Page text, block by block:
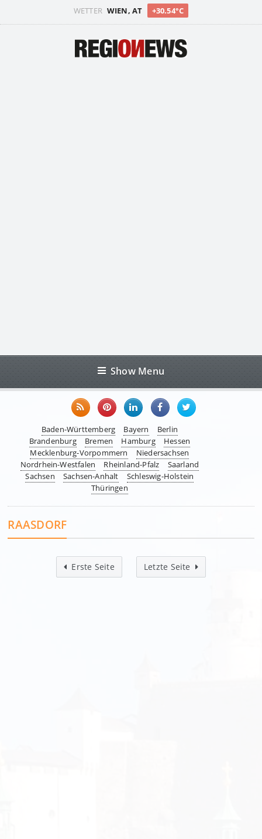
WETTER WIEN, AT +30.54°C
Show Menu
Baden-Württemberg Bayern
Berlin
Brandenburg
Bremen Hamburg
Hessen
Mecklenburg-Vorpommern
Niedersachsen
Nordrhein-Westfalen
Rheinland-Pfalz
Saarland
Sachsen
Sachsen-Anhalt
Schleswig-Holstein
Thüringen
RAASDORF
Erste Seite Letzte Seite